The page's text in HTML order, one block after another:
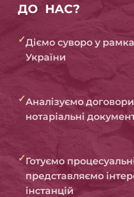
ДО НАС?
✓Діємо суворо у
України
✓Аналізуємо
нотаріальні
✓Готуємо
представляємо
інстанцій